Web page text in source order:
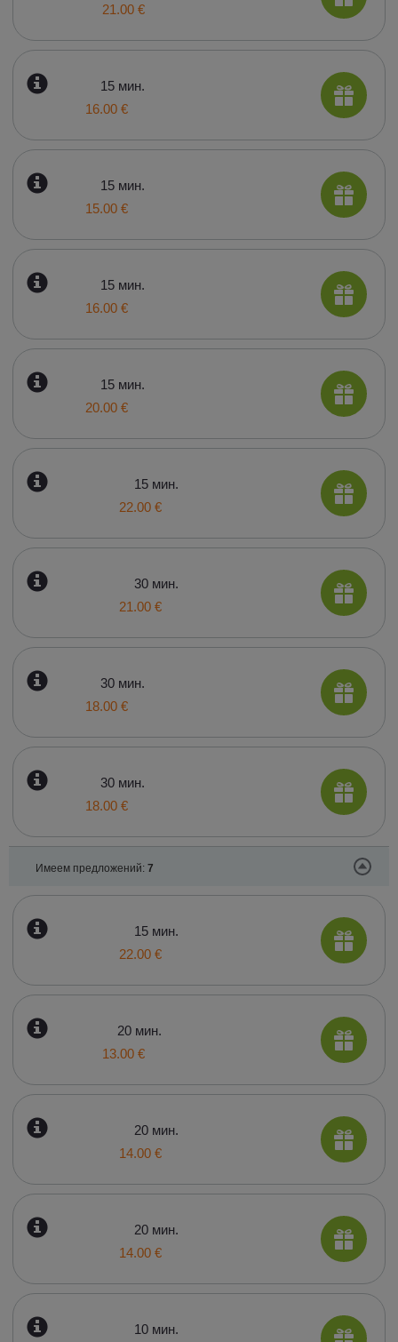
21.00 €
15 мин.
16.00 €
15 мин.
15.00 €
15 мин.
16.00 €
15 мин.
20.00 €
15 мин.
22.00 €
30 мин.
21.00 €
30 мин.
18.00 €
30 мин.
18.00 €
Имеем предложений: 7
15 мин.
22.00 €
20 мин.
13.00 €
20 мин.
14.00 €
20 мин.
14.00 €
10 мин.